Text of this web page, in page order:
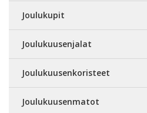
Joulukupit
Joulukuusenjalat
Joulukuusenkoristeet
Joulukuusenmatot